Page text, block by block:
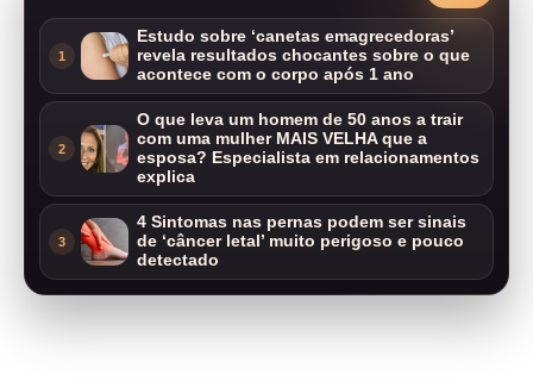
1
Estudo sobre ‘canetas emagrecedoras’
revela resultados chocantes sobre o que
acontece com o corpo após 1 ano
2
O que leva um homem de 50 anos a trair
com uma mulher MAIS VELHA que a
esposa? Especialista em relacionamentos
explica
3
4 Sintomas nas pernas podem ser sinais
de ‘câncer letal’ muito perigoso e pouco
detectado